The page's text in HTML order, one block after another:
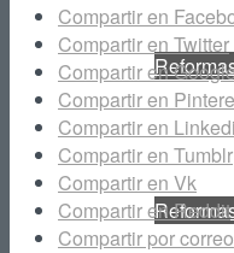
Compartir en
Compartir en Twitter
Compartir en
Compartir en
Compartir en
Compartir en Tumblr
Compartir en Vk
Compartir en Reddit
Compartir por correo